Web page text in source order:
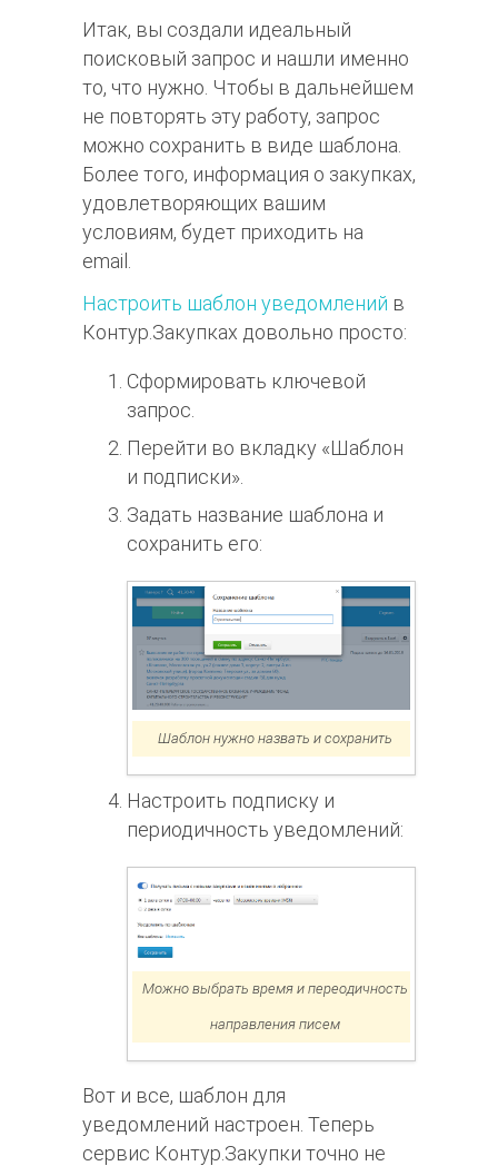
Итак, вы создали идеальный
поисковый запрос и нашли именно
то, что нужно. Чтобы в дальнейшем
не повторять эту работу, запрос
можно сохранить в виде шаблона.
Более того, информация о закупках,
удовлетворяющих вашим
условиям, будет приходить на
email.
Настроить шаблон уведомлений в
Контур.Закупках довольно просто:
Сформировать ключевой
запрос.
Перейти во вкладку «Шаблон
и подписки».
Задать название шаблона и
сохранить его:
Шаблон нужно назвать и сохранить
Настроить подписку и
периодичность уведомлений:
Можно выбрать время и переодичность
направления писем
Вот и все, шаблон для
уведомлений настроен. Теперь
сервис Контур.Закупки точно не